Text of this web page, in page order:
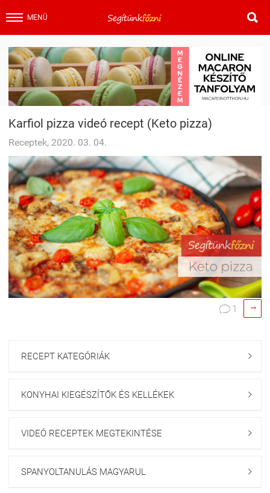
MENÜ 
Karfiol pizza videó recept (Keto pizza)
Receptek, 2020. 03. 04.
 1 
RECEPT KATEGÓRIÁK 
KONYHAI KIEGÉSZÍTŐK ÉS KELLÉKEK 
VIDEÓ RECEPTEK MEGTEKINTÉSE 
SPANYOLTANULÁS MAGYARUL 